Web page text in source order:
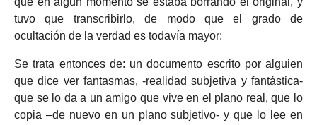
tuvo que transcribirlo, de modo que el grado de
ocultación de la verdad es todavía mayor:
Se trata entonces de: un documento escrito por alguien
que dice ver fantasmas, -realidad subjetiva y fantástica-
que se lo da a un amigo que vive en el plano real, que lo
copia –de nuevo en un plano subjetivo- y que lo lee en